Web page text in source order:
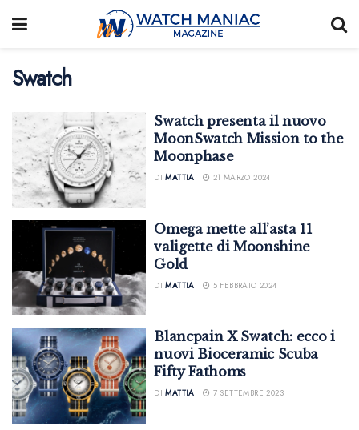
Swatch
Swatch presenta il nuovo
MoonSwatch Mission to the
Moonphase
DI MATTIA 21 MARZO 2024
Omega mette all’asta 11
valigette di Moonshine
Gold
DI MATTIA 5 FEBBRAIO 2024
Blancpain X Swatch: ecco i
nuovi Bioceramic Scuba
Fifty Fathoms
DI MATTIA 7 SETTEMBRE 2023